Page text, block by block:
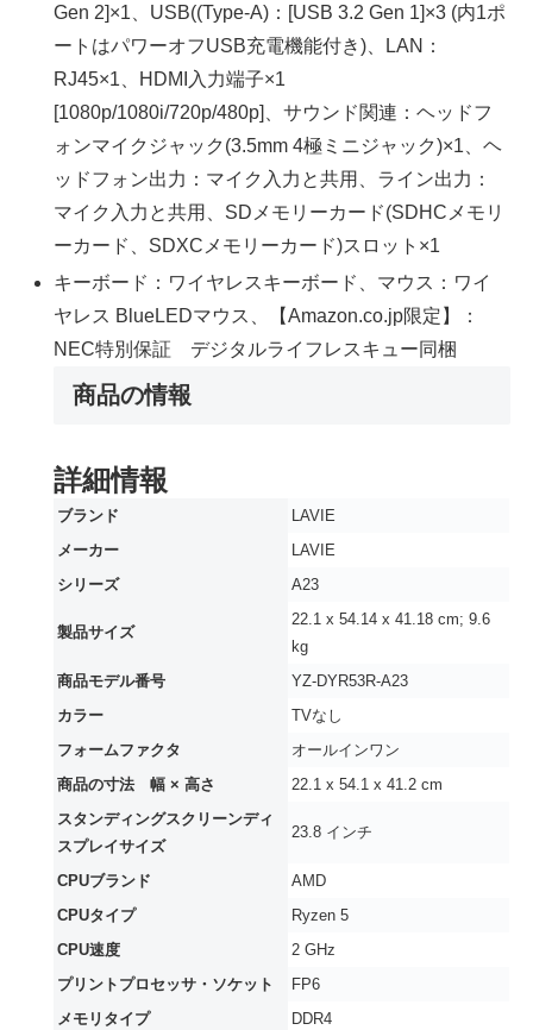
Gen 2]×1、USB((Type-A)：[USB 3.2 Gen 1]×3 (内1ポ
ートはパワーオフUSB充電機能付き)、LAN：
RJ45×1、HDMI入力端子×1
[1080p/1080i/720p/480p]、サウンド関連：ヘッドフ
ォンマイクジャック(3.5mm 4極ミニジャック)×1、ヘ
ッドフォン出力：マイク入力と共用、ライン出力：
マイク入力と共用、SDメモリーカード(SDHCメモリ
ーカード、SDXCメモリーカード)スロット×1
キーボード：ワイヤレスキーボード、マウス：ワイ
ヤレス BlueLEDマウス、【Amazon.co.jp限定】：
NEC特別保証 デジタルライフレスキュー同梱
商品の情報
詳細情報
ブランド
‎LAVIE
メーカー
‎LAVIE
シリーズ
‎A23
製品サイズ
‎22.1 x 54.14 x 41.18 cm; 9.6
kg
商品モデル番号
‎YZ-DYR53R-A23
カラー
‎TVなし
フォームファクタ
‎オールインワン
商品の寸法 幅 × 高さ
‎22.1 x 54.1 x 41.2 cm
スタンディングスクリーンディ
スプレイサイズ
‎23.8 インチ
CPUブランド
‎AMD
CPUタイプ
‎Ryzen 5
CPU速度
‎2 GHz
プリントプロセッサ・ソケット
‎FP6
メモリタイプ
‎DDR4